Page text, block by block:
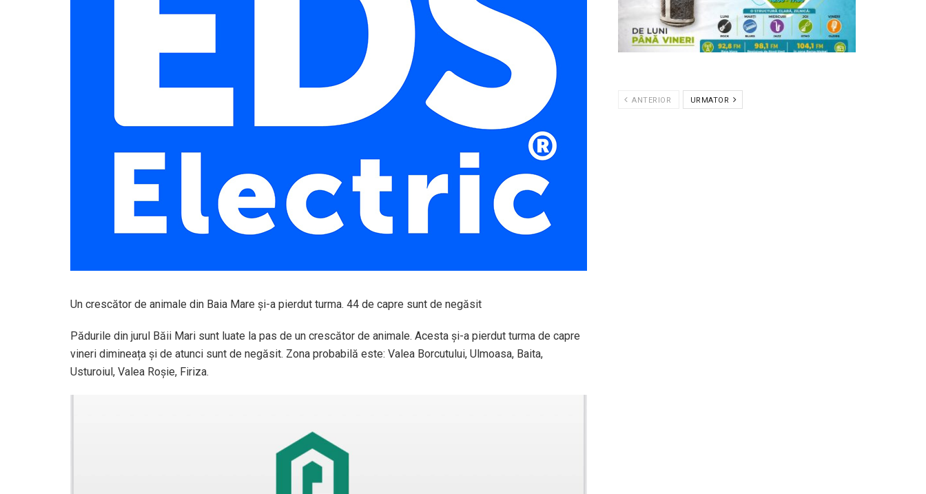
Un crescător de animale din Baia Mare și-a pierdut turma. 44 de capre sunt de negăsit
Pădurile din jurul Băii Mari sunt luate la pas de un crescător de animale. Acesta și-a pierdut turma de capre
vineri dimineața și de atunci sunt de negăsit. Zona probabilă este: Valea Borcutului, Ulmoasa, Baita,
Usturoiul, Valea Roșie, Firiza.
ANTERIOR URMATOR